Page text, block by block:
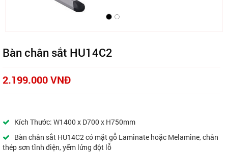
Bàn chân sắt HU14C2
2.199.000 VNĐ
Kích Thước: W1400 x D700 x H750mm
Bàn chân sắt HU14C2 có mặt gỗ Laminate hoặc Melamine, chân
thép sơn tĩnh điện, yếm lửng đột lỗ